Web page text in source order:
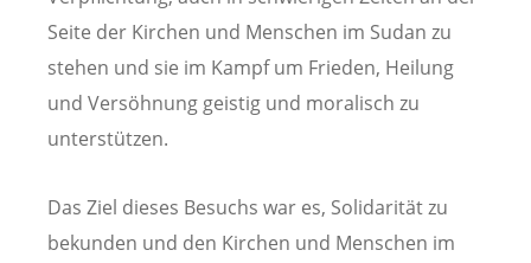
Seite der Kirchen und Menschen im Sudan zu
stehen und sie im Kampf um Frieden, Heilung
und Versöhnung geistig und moralisch zu
unterstützen.
Das Ziel dieses Besuchs war es, Solidarität zu
bekunden und den Kirchen und Menschen im